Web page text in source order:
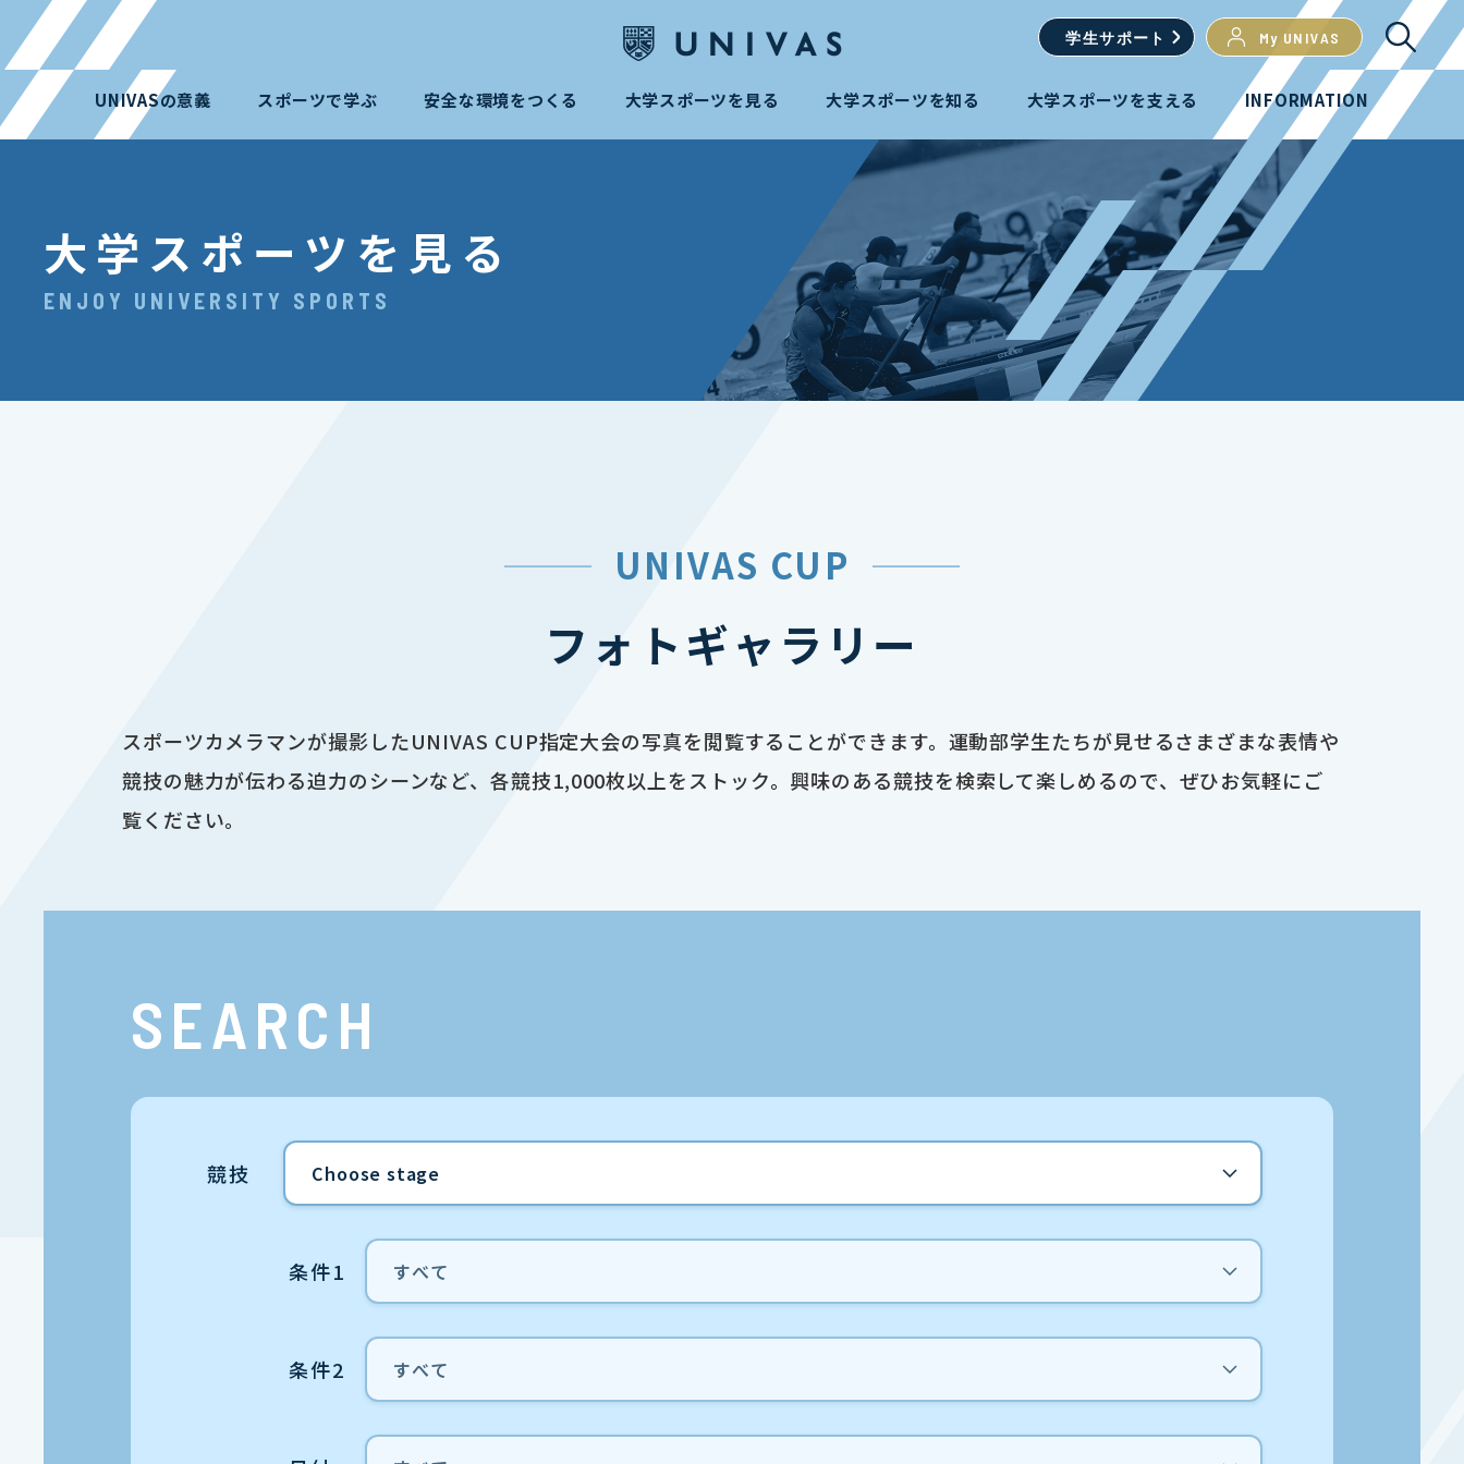
学生サポート My UNIVAS
UNIVASの意義 スポーツで学ぶ 安全な環境をつくる 大学スポーツを見る 大学スポーツを知る 大学スポーツを支える INFORMATION
大学スポーツを見る
ENJOY UNIVERSITY SPORTS
UNIVAS CUP
フォトギャラリー
スポーツカメラマンが撮影したUNIVAS CUP指定大会の写真を閲覧することができます。運動部学生たちが見せるさまざまな表情や
競技の魅力が伝わる迫力のシーンなど、各競技1,000枚以上をストック。興味のある競技を検索して楽しめるので、ぜひお気軽にご
覧ください。
SEARCH
競技
条件1
条件2